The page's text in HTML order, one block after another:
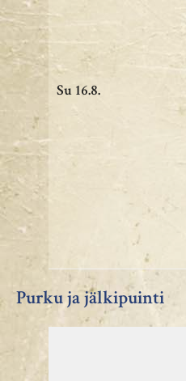
Su 16.8.
Purku ja jälkipuinti